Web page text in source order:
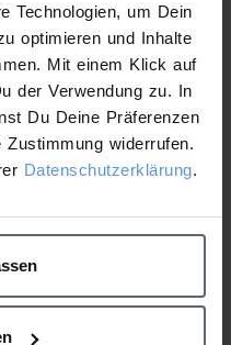
Technologien, um Dein
optimieren und Inhalte
Mit einem Klick auf
der Verwendung zu. In
Du Deine Präferenzen
widerrufen.
Datenschutzerklärung.
MG.pdf
Download